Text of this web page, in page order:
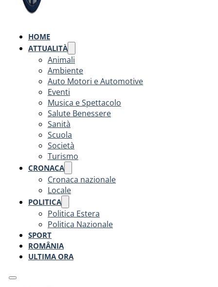
HOME
ATTUALITÀ
Animali
Ambiente
Auto Motori e Automotive
Eventi
Musica e Spettacolo
Salute Benessere
Sanità
Scuola
Società
Turismo
CRONACA
Cronaca nazionale
Locale
POLITICA
Politica Estera
Politica Nazionale
SPORT
ROMÂNIA
ULTIMA ORA